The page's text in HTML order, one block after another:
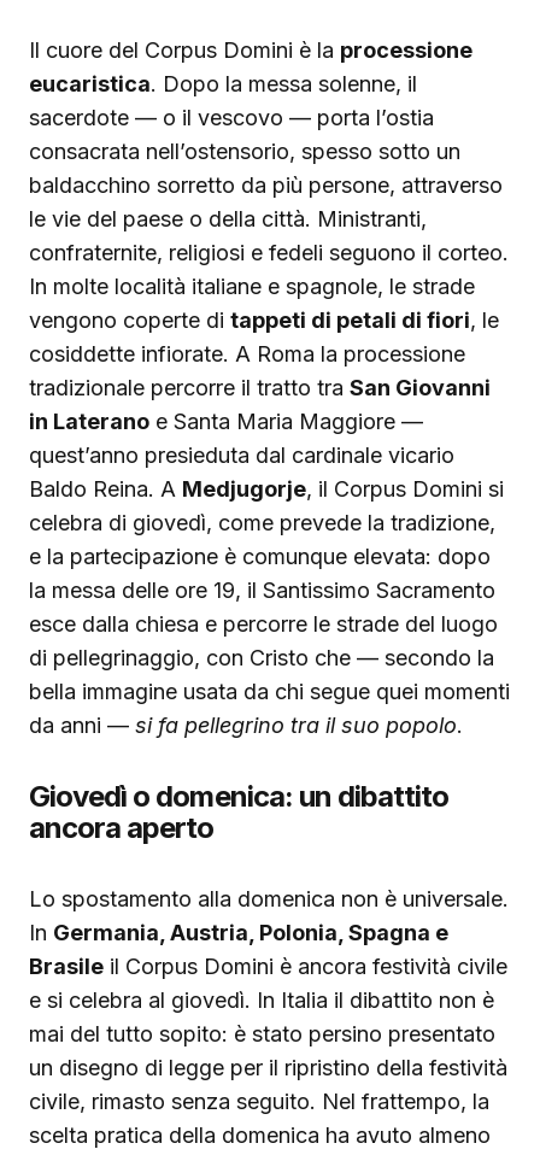
Il cuore del Corpus Domini è la processione
eucaristica. Dopo la messa solenne, il
sacerdote — o il vescovo — porta l’ostia
consacrata nell’ostensorio, spesso sotto un
baldacchino sorretto da più persone, attraverso
le vie del paese o della città. Ministranti,
confraternite, religiosi e fedeli seguono il corteo.
In molte località italiane e spagnole, le strade
vengono coperte di tappeti di petali di fiori, le
cosiddette infiorate. A Roma la processione
tradizionale percorre il tratto tra San Giovanni
in Laterano e Santa Maria Maggiore —
quest’anno presieduta dal cardinale vicario
Baldo Reina. A Medjugorje, il Corpus Domini si
celebra di giovedì, come prevede la tradizione,
e la partecipazione è comunque elevata: dopo
la messa delle ore 19, il Santissimo Sacramento
esce dalla chiesa e percorre le strade del luogo
di pellegrinaggio, con Cristo che — secondo la
bella immagine usata da chi segue quei momenti
da anni — si fa pellegrino tra il suo popolo.
Giovedì o domenica: un dibattito
ancora aperto
Lo spostamento alla domenica non è universale.
In Germania, Austria, Polonia, Spagna e
Brasile il Corpus Domini è ancora festività civile
e si celebra al giovedì. In Italia il dibattito non è
mai del tutto sopito: è stato persino presentato
un disegno di legge per il ripristino della festività
civile, rimasto senza seguito. Nel frattempo, la
scelta pratica della domenica ha avuto almeno